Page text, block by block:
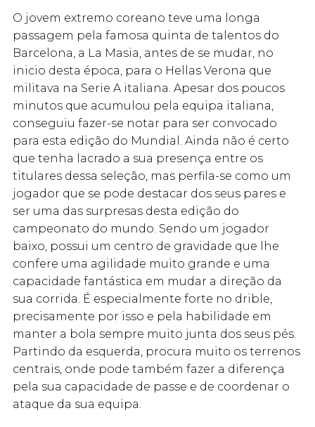
O jovem extremo coreano teve uma longa
passagem pela famosa quinta de talentos do
Barcelona, a La Masia, antes de se mudar, no
inicio desta época, para o Hellas Verona que
militava na Serie A italiana. Apesar dos poucos
minutos que acumulou pela equipa italiana,
conseguiu fazer-se notar para ser convocado
para esta edição do Mundial. Ainda não é certo
que tenha lacrado a sua presença entre os
titulares dessa seleção, mas perfila-se como um
jogador que se pode destacar dos seus pares e
ser uma das surpresas desta edição do
campeonato do mundo. Sendo um jogador
baixo, possui um centro de gravidade que lhe
confere uma agilidade muito grande e uma
capacidade fantástica em mudar a direção da
sua corrida. É especialmente forte no drible,
precisamente por isso e pela habilidade em
manter a bola sempre muito junta dos seus pés.
Partindo da esquerda, procura muito os terrenos
centrais, onde pode também fazer a diferença
pela sua capacidade de passe e de coordenar o
ataque da sua equipa.